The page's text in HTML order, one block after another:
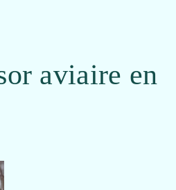
aviaire en